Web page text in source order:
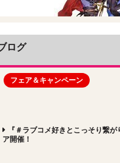
ログ
フェア＆キャンペーン
『＃ラブコメ好きとこっそり繋
ア開催！